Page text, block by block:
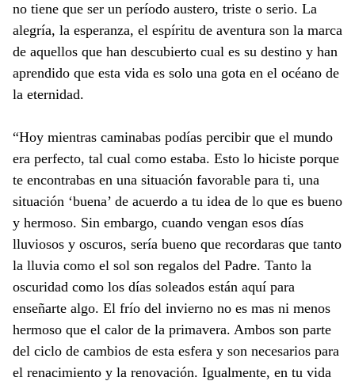
no tiene que ser un período austero, triste o serio. La
alegría, la esperanza, el espíritu de aventura son la marca
de aquellos que han descubierto cual es su destino y han
aprendido que esta vida es solo una gota en el océano de
la eternidad.
“Hoy mientras caminabas podías percibir que el mundo
era perfecto, tal cual como estaba. Esto lo hiciste porque
te encontrabas en una situación favorable para ti, una
situación ‘buena’ de acuerdo a tu idea de lo que es bueno
y hermoso. Sin embargo, cuando vengan esos días
lluviosos y oscuros, sería bueno que recordaras que tanto
la lluvia como el sol son regalos del Padre. Tanto la
oscuridad como los días soleados están aquí para
enseñarte algo. El frío del invierno no es mas ni menos
hermoso que el calor de la primavera. Ambos son parte
del ciclo de cambios de esta esfera y son necesarios para
el renacimiento y la renovación. Igualmente, en tu vida